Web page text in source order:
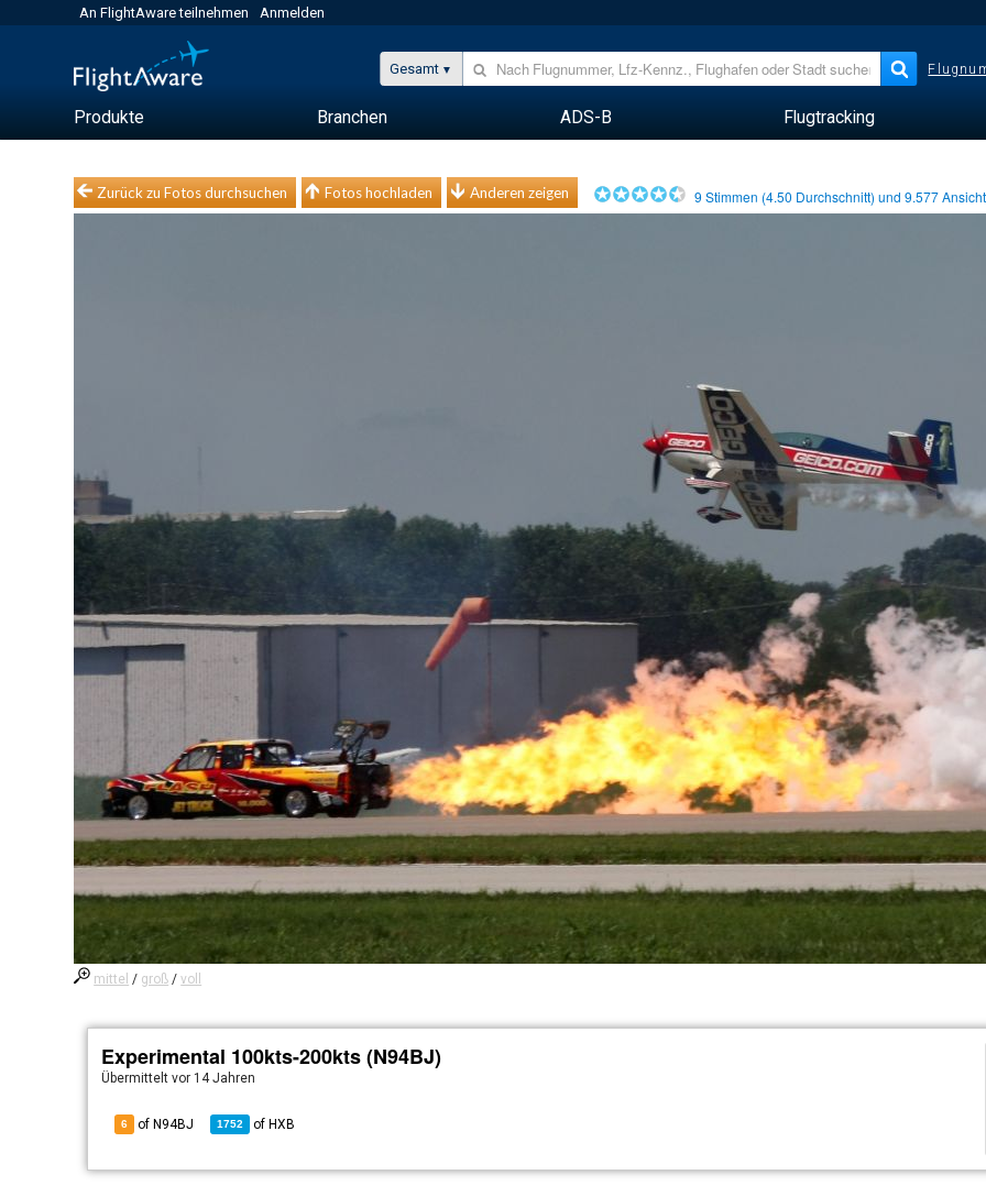
An FlightAware teilnehmen Anmelden
Gesamt
Produkte Branchen ADS-B Flugtracking
Zurück zu Fotos durchsuchen Fotos hochladen Anderen zeigen 9 Stimmen (4.50 Durchschnitt) und9.577
mittel / groß /voll
Experimental 100kts-200kts (N94BJ)
Übermitteltvor 14 Jahren
6 of N94BJ 1752 of HXB